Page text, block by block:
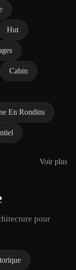
Hut
Cabin
En Rondins
Voir plus
pour